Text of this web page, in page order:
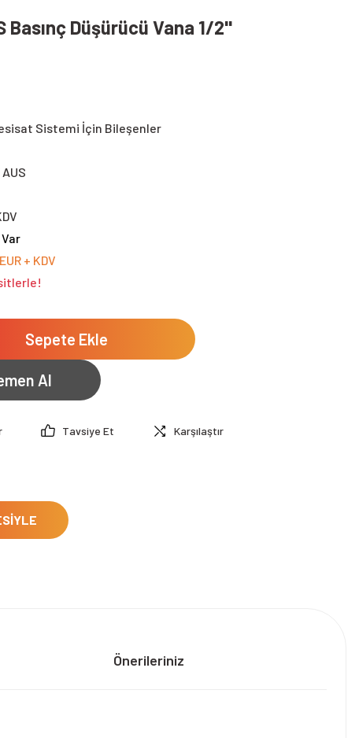
Düşürücü Vana 1/2''
Sistemi İçin Bileşenler
+ KDV
Sepete Ekle
Al
Tavsiye Et Karşılaştır
Önerileriniz